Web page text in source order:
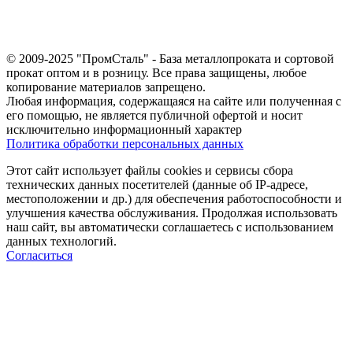
© 2009-2025 "ПромСталь" - База металлопроката и сортовой
прокат оптом и в розницу. Все права защищены, любое
копирование материалов запрещено.
Любая информация, содержащаяся на сайте или полученная с
его помощью, не является публичной офертой и носит
исключительно информационный характер
Политика обработки персональных данных
Этот сайт использует файлы cookies и сервисы сбора
технических данных посетителей (данные об IP-адресе,
местоположении и др.) для обеспечения работоспособности и
улучшения качества обслуживания. Продолжая использовать
наш сайт, вы автоматически соглашаетесь с использованием
данных технологий.
Согласиться